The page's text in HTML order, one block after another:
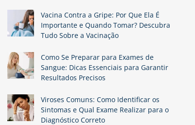
Vacina Contra a Gripe: Por Que Ela É
Importante e Quando Tomar? Descubra
Tudo Sobre a Vacinação
Como Se Preparar para Exames de
Sangue: Dicas Essenciais para Garantir
Resultados Precisos
Viroses Comuns: Como Identificar os
Sintomas e Qual Exame Realizar para o
Diagnóstico Correto